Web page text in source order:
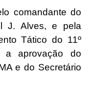
comandante do
J. Alves, e pela
Tático do 11º
aprovação do
e do Secretário